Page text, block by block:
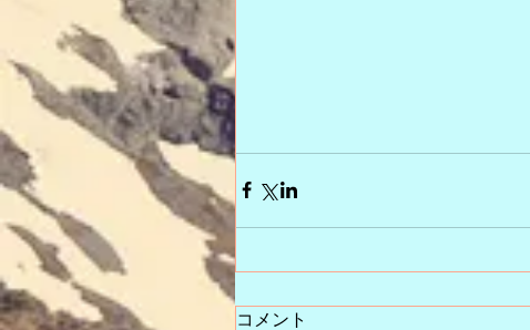
コメント